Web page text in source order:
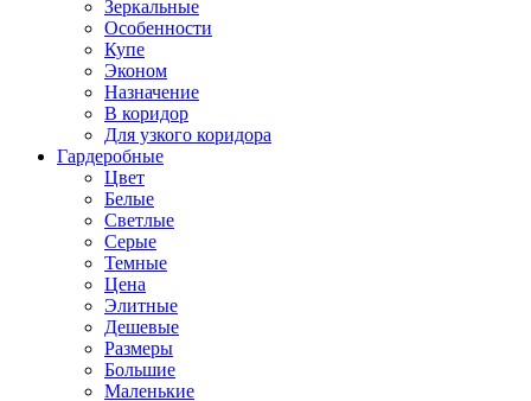
Зеркальные
Особенности
Купе
Эконом
Назначение
В коридор
Для узкого коридора
Гардеробные
Цвет
Белые
Светлые
Серые
Темные
Цена
Элитные
Дешевые
Размеры
Большие
Маленькие